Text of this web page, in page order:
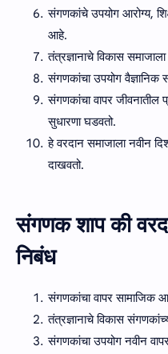
संगणकांचे उपयोग आरोग्य,
आहे.
तंत्रज्ञानाचे विकास
संगणकांचा उपयोग वैज्ञानिक
संगणकांचा वापर जीवनातील
सुधारणा घडवतो.
हे वरदान समाजाला नवीन
दाखवतो.
संगणक शाप की
निबंध
संगणकांचा वापर सामाजिक
तंत्रज्ञानाचे विकास
संगणकांचा उपयोग नवीन